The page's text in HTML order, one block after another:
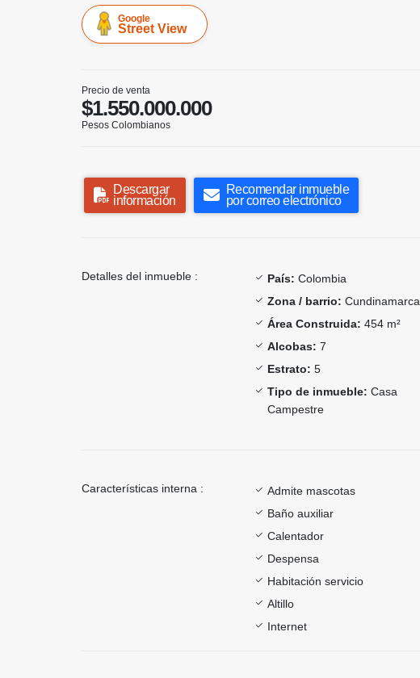
Google
Street View
Precio de venta
$1.550.000.000
Pesos Colombianos
Descargar
información
Recomendar inmueble
por correo electrónico
Detalles del inmueble : País: Colombia
Zona / barrio: Cundinamarca
Área Construida: 454 m²
Alcobas: 7
Estrato: 5
Tipo de inmueble: Casa
Campestre
Características interna : Admite mascotas
Baño auxiliar
Calentador
Despensa
Habitación servicio
Altillo
Internet